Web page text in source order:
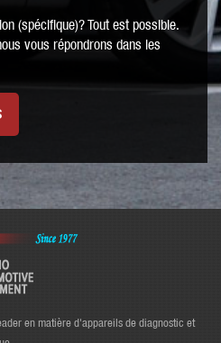
(spécifique)? Tout est possible.
vous répondrons dans les
en matière d'appareils de diagnostic et